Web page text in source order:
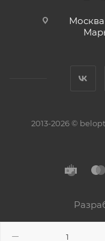
2013-2026 ©